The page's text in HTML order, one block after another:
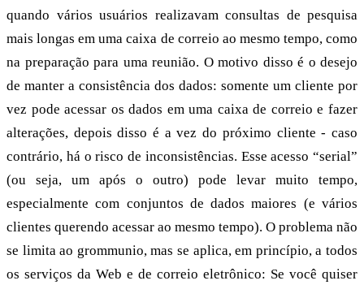
quando vários usuários realizavam consultas de pesquisa
mais longas em uma caixa de correio ao mesmo tempo, como
na preparação para uma reunião. O motivo disso é o desejo
de manter a consistência dos dados: somente um cliente por
vez pode acessar os dados em uma caixa de correio e fazer
alterações, depois disso é a vez do próximo cliente - caso
contrário, há o risco de inconsistências. Esse acesso “serial”
(ou seja, um após o outro) pode levar muito tempo,
especialmente com conjuntos de dados maiores (e vários
clientes querendo acessar ao mesmo tempo). O problema não
se limita ao grommunio, mas se aplica, em princípio, a todos
os serviços da Web e de correio eletrônico: Se você quiser